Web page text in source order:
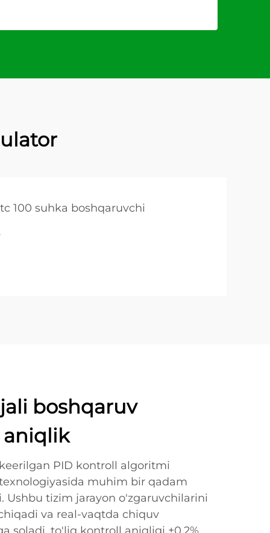
100 suhka boshqaruvchi
boshqaruv
PID kontroll algoritmi
muhim bir qadam
Ushbu tizim jarayon o'zgaruvchilarini
va real-vaqtda chiquv